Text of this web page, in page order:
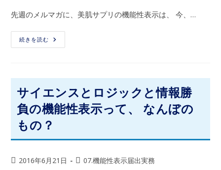
先週のメルマガに、美肌サプリの機能性表示は、 今、…
続きを読む
サイエンスとロジックと情報勝
負の機能性表示って、 なんぼの
もの？
2016年6月21日 07.機能性表示届出実務